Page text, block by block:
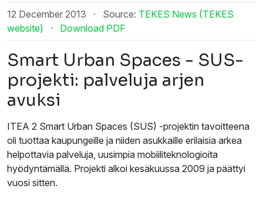
12 December 2013 · Source: TEKES News (TEKES
website)
· Download PDF
Smart Urban Spaces - SUS-
projekti: palveluja arjen
avuksi
ITEA 2 Smart Urban Spaces (SUS) -projektin tavoitteena
oli tuottaa kaupungeille ja niiden asukkaille erilaisia arkea
helpottavia palveluja, uusimpia mobiiliteknologioita
hyödyntämällä. Projekti alkoi kesäkuussa 2009 ja päättyi
vuosi sitten.